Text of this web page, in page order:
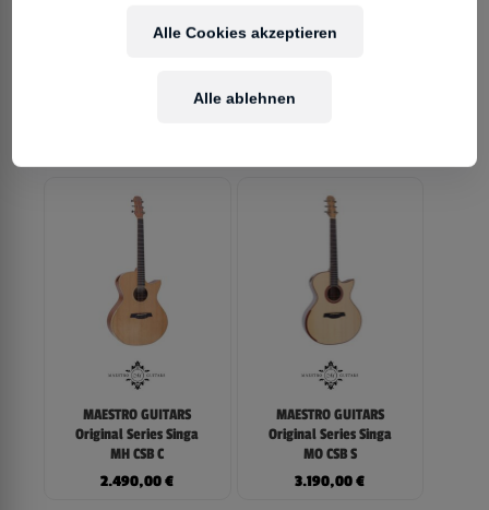
Original Series Singa
MAESTRO GUITARS
Original Series Singa
MH CSB C
2.490,00€
MAESTRO GUITARS
Original Series Singa
MO CSB S
3.190,00€
Alle ablehnen
Alle Cookies akzeptieren